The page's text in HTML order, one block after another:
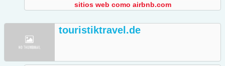
sitios web como airbnb.com
touristiktravel.de